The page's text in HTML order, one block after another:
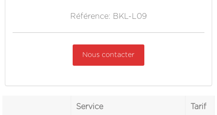
Référence: BKL-L09
Nous contacter
Service Tarif